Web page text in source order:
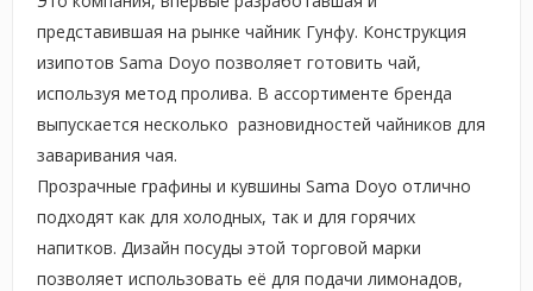
представившая на рынке чайник Гунфу. Конструкция
изипотов Sama Doyo позволяет готовить чай,
используя метод пролива. В ассортименте бренда
выпускается несколько разновидностей чайников для
заваривания чая.
Прозрачные графины и кувшины Sama Doyo отлично
подходят как для холодных, так и для горячих
напитков. Дизайн посуды этой торговой марки
позволяет использовать её для подачи лимонадов,